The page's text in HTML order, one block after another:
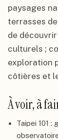
paysages
terrasses
de
culturels ;
exploration
côtières et
À voir, à
Taipei 101